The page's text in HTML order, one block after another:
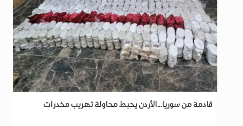
قادمة من سوريا...الأردن يحبط محاولة تهريب مخدرات